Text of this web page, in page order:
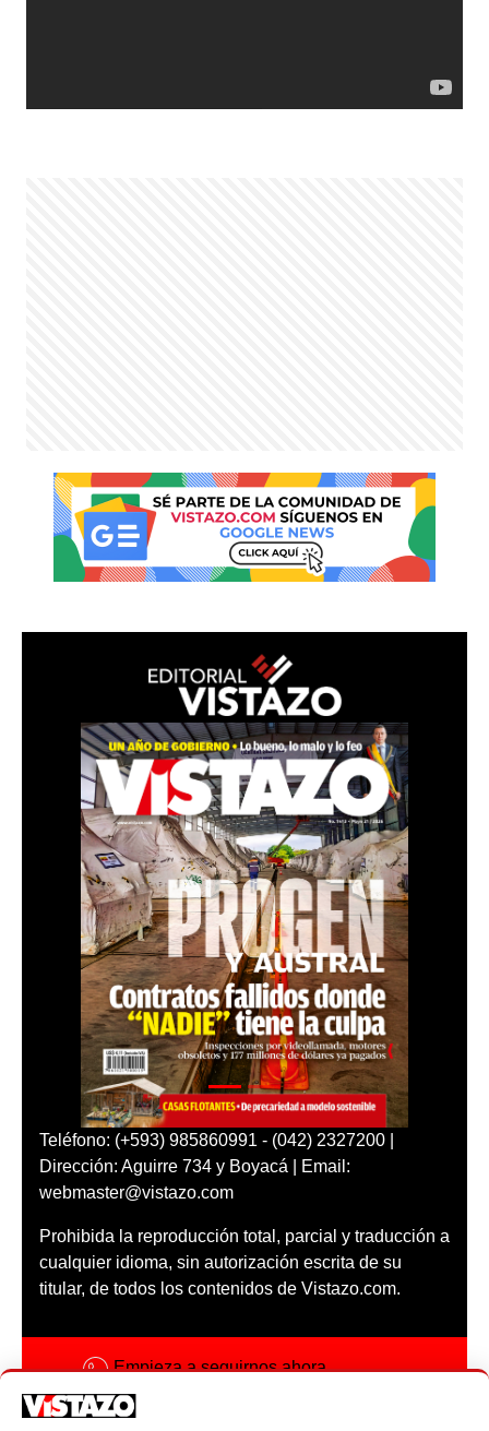
Teléfono: (+593) 985860991 - (042) 2327200 |
Dirección: Aguirre 734 y Boyacá | Email:
webmaster@vistazo.com
Prohibida la reproducción total, parcial y traducción a
cualquier idioma, sin autorización escrita de su
titular, de todos los contenidos de Vistazo.com.
Empieza a seguirnos ahora